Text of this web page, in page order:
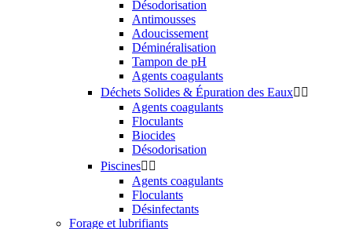
Désodorisation
Antimousses
Adoucissement
Déminéralisation
Tampon de pH
Agents coagulants
Déchets Solides & Épuration des Eaux 
Agents coagulants
Floculants
Biocides
Désodorisation
Piscines 
Agents coagulants
Floculants
Désinfectants
Forage et lubrifiants